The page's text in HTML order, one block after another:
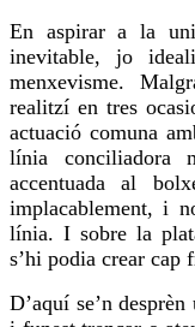
En aspirar a la
inevitable, jo
menxevisme.
realitzí en tres
actuació comuna
línia conciliadora
accentuada al
implacablement, i
línia. I sobre la
s’hi podia crear cap
D’aquí se’n